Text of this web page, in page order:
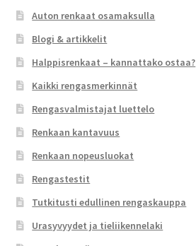
Auton renkaat osamaksulla
Blogi & artikkelit
Halppisrenkaat – kannattako ostaa?
Kaikki rengasmerkinnät
Rengasvalmistajat luettelo
Renkaan kantavuus
Renkaan nopeusluokat
Rengastestit
Tutkitusti edullinen rengaskauppa
Urasyvyydet ja tieliikennelaki